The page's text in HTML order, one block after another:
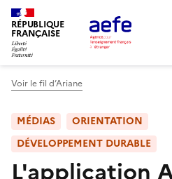
Aller
au
contenu
principal
RÉPUBLIQUE
FRANÇAISE
Voir le fil d’Ariane
MÉDIAS
ORIENTATION
DÉVELOPPEMENT DURABLE
L'application